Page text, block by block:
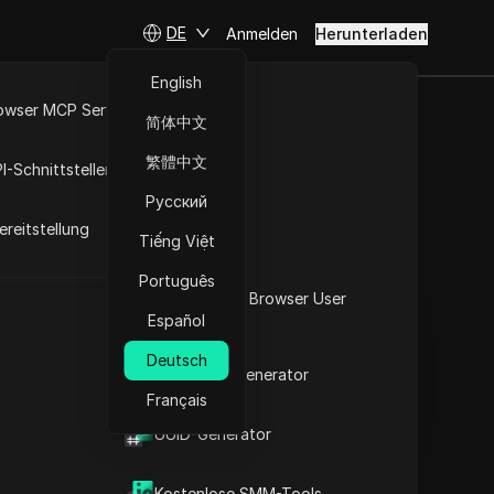
Was ist mein Browser User
Agent
2FA-Code-Generator
UUID-Generator
MCP Server
Schnittstellen
DE
English
简体中文
繁體中文
Русский
Tiếng Việt
Português
Español
Deutsch
Français
Anmelden Herunterladen
mit
Fragen stellen
In ChatGPT öffnen
Fragen zu dieser Seite stellen
In Claude öffnen
Fragen zu dieser Seite stellen